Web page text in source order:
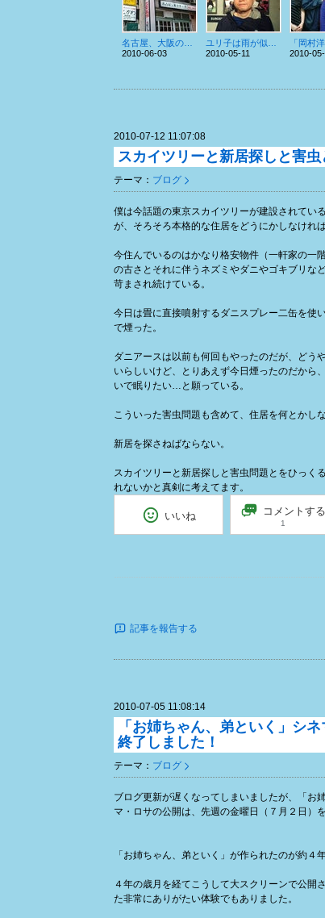
2010-06-03
2010-05-11
2010-
2010-07-12 11:07:08
スカイツリーと新居探しと害
テーマ： ブログ
僕は今話題の東京スカイツリーが建設されてい
が、そろそろ本格的な住居をどうにかしなけれ
今住んでいるのはかなり格安物件（一軒家の一
の古さとそれに伴うネズミやダニやゴキブリな
苛まされ続けている。
今日は畳に直接噴射するダニスプレー二缶を使
で煙った。
ダニアースは以前も何回もやったのだが、どう
いらしいけど、とりあえず今日煙ったのだから
いで眠りたい…と願っている。
こういった害虫問題も含めて、住居を何とかし
新居を探さねばならない。
スカイツリーと新居探しと害虫問題とをひっく
れないかと真剣に考えてます。
いいね コメントする
1
記事を報告する
2010-07-05 11:08:14
「お姉ちゃん、弟といく」シ
終了しました！
テーマ： ブログ
ブログ更新が遅くなってしまいましたが、「お
マ・ロサの公開は、先週の金曜日（７月２日）
「お姉ちゃん、弟といく」が作られたのが約４
４年の歳月を経てこうして大スクリーンで公開
た非常にありがたい体験でもありました。